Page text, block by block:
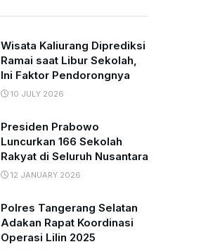
Wisata Kaliurang Diprediksi
Ramai saat Libur Sekolah,
Ini Faktor Pendorongnya
10 JULY 2026
Presiden Prabowo
Luncurkan 166 Sekolah
Rakyat di Seluruh Nusantara
12 JANUARY 2026
Polres Tangerang Selatan
Adakan Rapat Koordinasi
Operasi Lilin 2025